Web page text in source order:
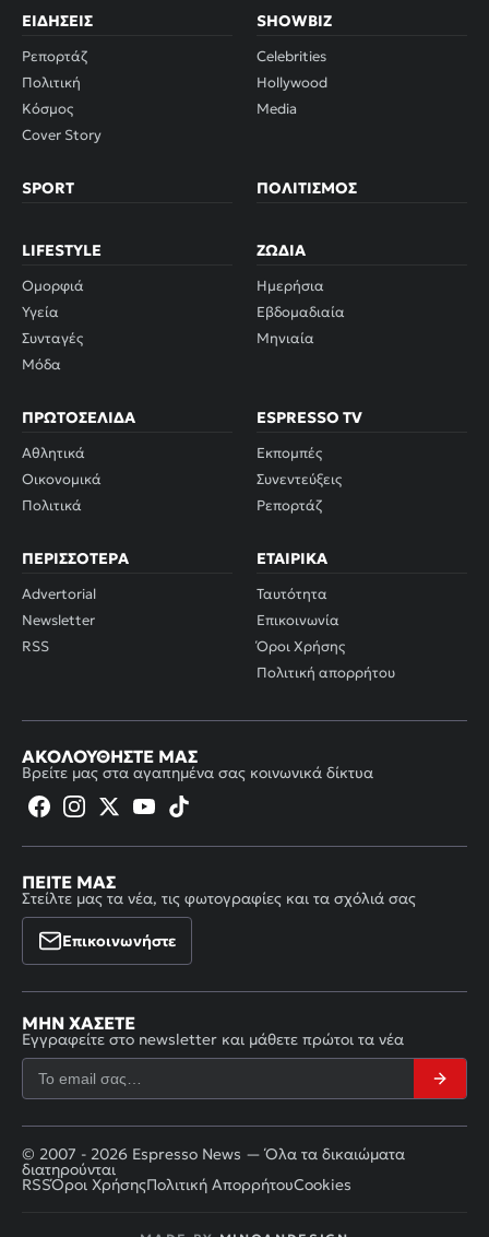
ΕΙΔΉΣΕΙΣ
Ρεπορτάζ
Πολιτική
Κόσμος
Cover Story
SHOWBIZ
Celebrities
Hollywood
Media
SPORT ΠΟΛΙΤΙΣΜΌΣ
LIFESTYLE
Ομορφιά
Υγεία
Συνταγές
Μόδα
ΖΏΔΙΑ
Ημερήσια
Εβδομαδιαία
Μηνιαία
ΠΡΩΤΟΣΈΛΙΔΑ
Αθλητικά
Οικονομικά
Πολιτικά
ESPRESSO TV
Εκπομπές
Συνεντεύξεις
Ρεπορτάζ
ΠΕΡΙΣΣΌΤΕΡΑ
Advertorial
Newsletter
RSS
ΕΤΑΙΡΙΚΆ
Ταυτότητα
Επικοινωνία
Όροι Χρήσης
Πολιτική απορρήτου
ΑΚΟΛΟΥΘΉΣΤΕ ΜΑΣ
Βρείτε μας στα αγαπημένα σας κοινωνικά δίκτυα
ΠΕΊΤΕ ΜΑΣ
Στείλτε μας τα νέα, τις φωτογραφίες και τα σχόλιά σας
Επικοινωνήστε
ΜΗΝ ΧΆΣΕΤΕ
Εγγραφείτε στο newsletter και μάθετε πρώτοι τα νέα
© 2007 - 2026 Espresso News — Όλα τα δικαιώματα
διατηρούνται
RSSΌροι ΧρήσηςΠολιτική ΑπορρήτουCookies